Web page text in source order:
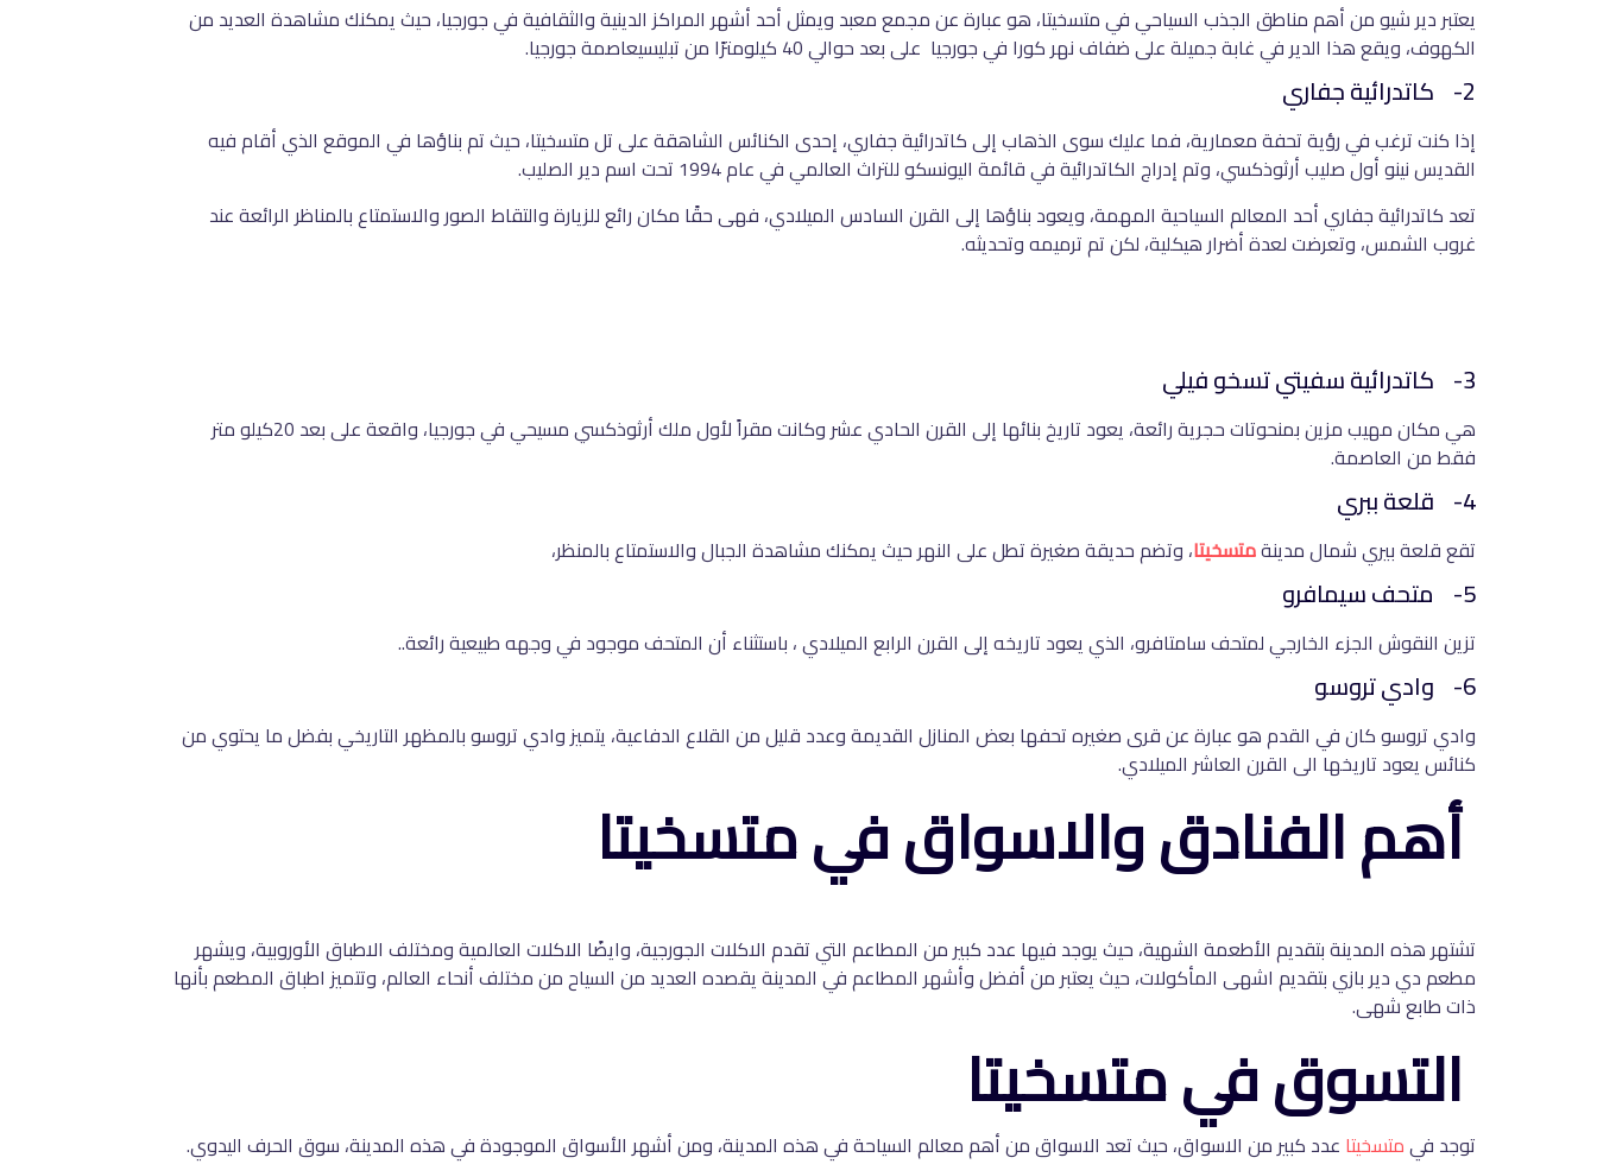
يعتبر دير شيو من أهم مناطق الجذب السياحي في متسخيتا، هو عبارة عن مجمع معبد ويمثل أحد أشهر المراكز الدينية والثقافية في جورجيا، حيث يمكنك مشاهدة العديد من
الكهوف، ويقع هذا الدير في غابة جميلة على ضفاف نهر كورا في جورجيا على بعد حوالي 40 كيلومترًا من تبليسيعاصمة جورجيا.
2- كاتدرائية جفاري
إذا كنت ترغب في رؤية تحفة معمارية، فما عليك سوى الذهاب إلى كاتدرائية جفاري، إحدى الكنائس الشاهقة على تل متسخيتا، حيث تم بناؤها في الموقع الذي أقام فيه
القديس نينو أول صليب أرثوذكسي، وتم إدراج الكاتدرائية في قائمة اليونسكو للتراث العالمي في عام 1994 تحت اسم دير الصليب.
تعد كاتدرائية جفاري أحد المعالم السياحية المهمة، ويعود بناؤها إلى القرن السادس الميلادي، فهى حقًا مكان رائع للزيارة والتقاط الصور والاستمتاع بالمناظر الرائعة عند
غروب الشمس، وتعرضت لعدة أضرار هيكلية، لكن تم ترميمه وتحديثه.
3- كاتدرائية سفيتي تسخو فيلي
هي مكان مهيب مزين بمنحوتات حجرية رائعة، يعود تاريخ بنائها إلى القرن الحادي عشر وكانت مقراً لأول ملك أرثوذكسي مسيحي في جورجيا، واقعة على بعد 20كيلو متر
فقط من العاصمة.
4- قلعة ببري
تقع قلعة بيري شمال مدينةمتسخيتا، وتضم حديقة صغيرة تطل على النهر حيث يمكنك مشاهدة الجبال والاستمتاع بالمنظر،
5- متحف سيمافرو
تزين النقوش الجزء الخارجي لمتحف سامتافرو، الذي يعود تاريخه إلى القرن الرابع الميلادي ، باستثناء أن المتحف موجود في وجهه طبيعية رائعة..
6- وادي تروسو
وادي تروسو كان في القدم هو عبارة عن قرى صغيره تحفها بعض المنازل القديمة وعدد قليل من القلاع الدفاعية، يتميز وادي تروسو بالمظهر التاريخي بفضل ما يحتوي من
كنائس يعود تاريخها الى القرن العاشر الميلادي.
أهم الفنادق والاسواق في متسخيتا
تشتهر هذه المدينة بتقديم الأطعمة الشهية، حيث يوجد فيها عدد كبير من المطاعم التي تقدم الاكلات الجورجية، وايضًا الاكلات العالمية ومختلف الاطباق الأوروبية، ويشهر
مطعم دي دير بازي بتقديم اشهى المأكولات، حيث يعتبر من أفضل وأشهر المطاعم في المدينة يقصده العديد من السياح من مختلف أنحاء العالم، وتتميز اطباق المطعم بأنها
ذات طابع شهى.
التسوق في متسخيتا
توجد فيمتسخيتا عدد كبير من الاسواق، حيث تعد الاسواق من أهم معالم السياحة في هذه المدينة، ومن أشهر الأسواق الموجودة في هذه المدينة، سوق الحرف اليدوي.